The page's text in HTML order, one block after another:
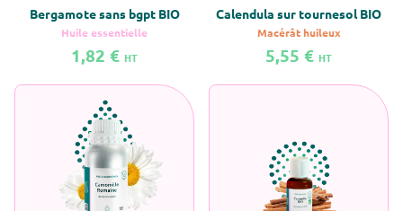
Bergamote sans bgpt BIO
Huile essentielle
1,82 € HT
Calendula sur tournesol BIO
Macérât huileux
5,55 € HT